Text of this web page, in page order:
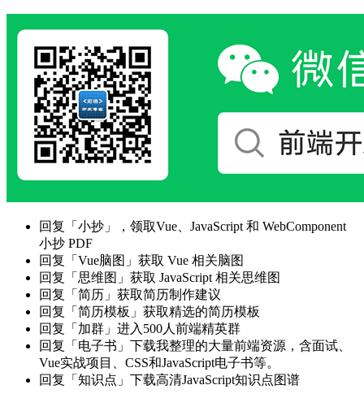
回复「小抄」，领取Vue、JavaScript 和 WebComponent
小抄 PDF
回复「Vue脑图」获取 Vue 相关脑图
回复「思维图」获取 JavaScript 相关思维图
回复「简历」获取简历制作建议
回复「简历模板」获取精选的简历模板
回复「加群」进入500人前端精英群
回复「电子书」下载我整理的大量前端资源，含面试、
Vue实战项目、CSS和JavaScript电子书等。
回复「知识点」下载高清JavaScript知识点图谱